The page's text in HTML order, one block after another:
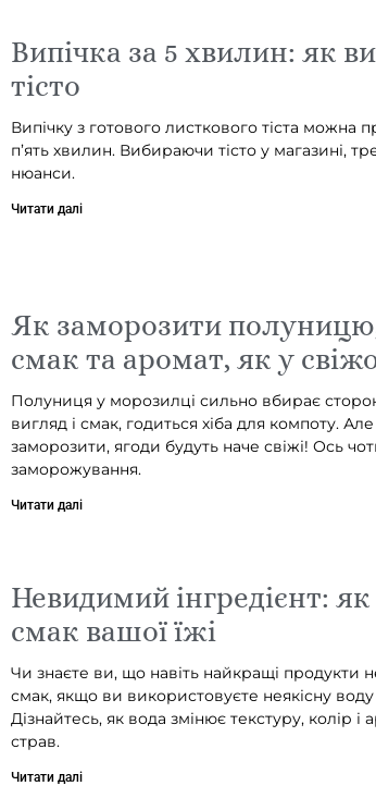
Випічка за 5 хвилин: як
тісто
Випічку з готового листкового тіста можна
п’ять хвилин. Вибираючи тісто у магазині,
нюанси.
Читати далі
Як заморозити
смак та аромат, як у
Полуниця у морозилці сильно вбирає
вигляд і смак, годиться хіба для компоту.
заморозити, ягоди будуть наче свіжі! Ось
заморожування.
Читати далі
Невидимий інгредієнт:
смак вашої їжі
Чи знаєте ви, що навіть найкращі продукти
смак, якщо ви використовуєте неякісну
Дізнайтесь, як вода змінює текстуру, колір
страв.
Читати далі